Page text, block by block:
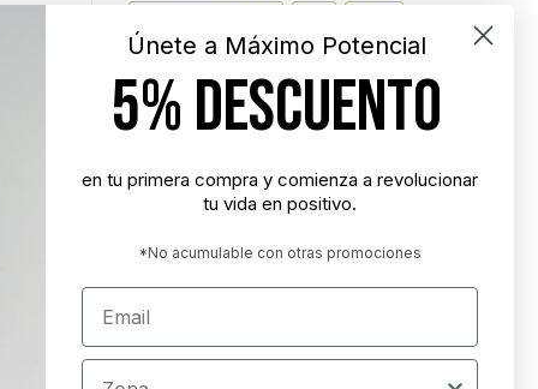
"Nunca es demasiado tarde para ser la
persona que podrías haber sido"
"Tener éxito es lograr lo que quieres.
"Es más importante elegir el destino
correcto que la velocidad con la que
Únete a Máximo Potencial
5% DESCUENTO
en tu primera compra y comienza a revolucionar
tu vida en positivo.
*No acumulable con otras promociones
Email
Zona